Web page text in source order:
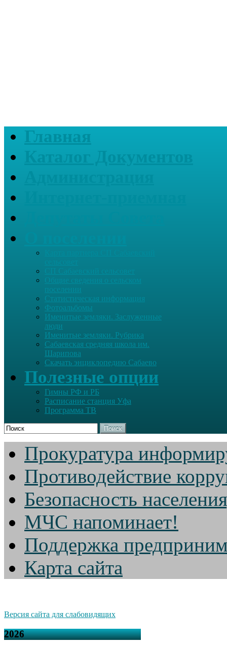
Главная
Общие сведения о сельском
поселении
Статистическая информация
Фотоальбомы
Именитые земляки. Заслуженные
люди
Именитые земляки. Рубрика
Сабаевская средняя школа им.
Шарипова
Скачать энциклопедию Сабаево
Полезные опции
Гимны РФ и РБ
Расписание станция Уфа
Программа ТВ
Поиск
Прокуратура
Противодействие
Безопасность
МЧС напоминает!
Поддержка
Карта сайта
Версия сайта для слабовидящих
2026